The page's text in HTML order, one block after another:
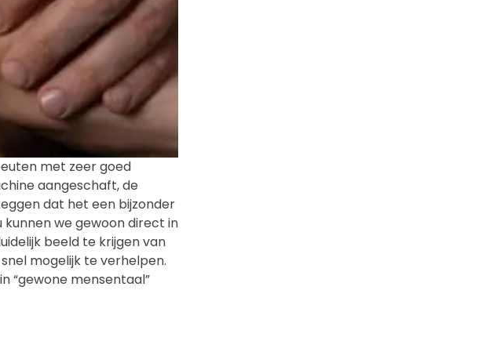
met zeer goed
aangeschaft, de
dat het een bijzonder
kunnen we gewoon direct in
beeld te krijgen van
mogelijk te verhelpen.
“gewone mensentaal”